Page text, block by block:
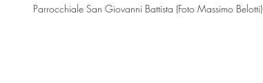
Parrocchiale San Giovanni Battista (Foto Massimo Belotti)